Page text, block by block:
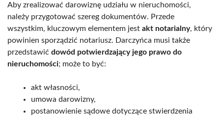
Aby zrealizować darowiznę udziału w nieruchomości,
należy przygotować szereg dokumentów. Przede
wszystkim, kluczowym elementem jest akt notarialny, który
powinien sporządzić notariusz. Darczyńca musi także
przedstawić dowód potwierdzający jego prawo do
nieruchomości; może to być:
akt własności,
umowa darowizny,
postanowienie sądowe dotyczące stwierdzenia